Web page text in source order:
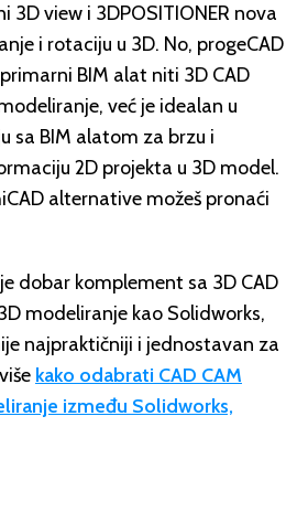
3D view i 3DPOSITIONER nova
i rotaciju u 3D. No, progeCAD
BIM alat niti 3D CAD
već je idealan u
sa BIM alatom za brzu i
2D projekta u 3D model.
alternative možeš pronaći
dobar komplement sa 3D CAD
modeliranje kao Solidworks,
najpraktičniji i jednostavan za
kako odabrati CAD CAM
između Solidworks,